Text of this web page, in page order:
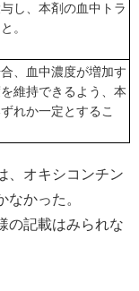
し、本剤の血中トラ
。
、血中濃度が増加す
維持できるよう、本
れか一定とするこ
、オキシコンチン
かった。
の記載はみられな